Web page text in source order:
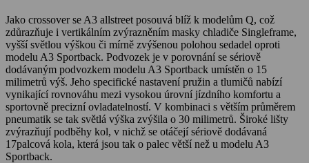
Jako crossover se A3 allstreet posouvá blíž k modelům Q, což
zdůrazňuje i vertikálním zvýrazněním masky chladiče Singleframe,
vyšší světlou výškou či mírně zvýšenou polohou sedadel oproti
modelu A3 Sportback. Podvozek je v porovnání se sériově
dodávaným podvozkem modelu A3 Sportback umístěn o 15
milimetrů výš. Jeho specifické nastavení pružin a tlumičů nabízí
vynikající rovnováhu mezi vysokou úrovní jízdního komfortu a
sportovně precizní ovladatelností. V kombinaci s větším průměrem
pneumatik se tak světlá výška zvýšila o 30 milimetrů. Široké lišty
zvýrazňují podběhy kol, v nichž se otáčejí sériově dodávaná
17palcová kola, která jsou tak o palec větší než u modelu A3
Sportback.